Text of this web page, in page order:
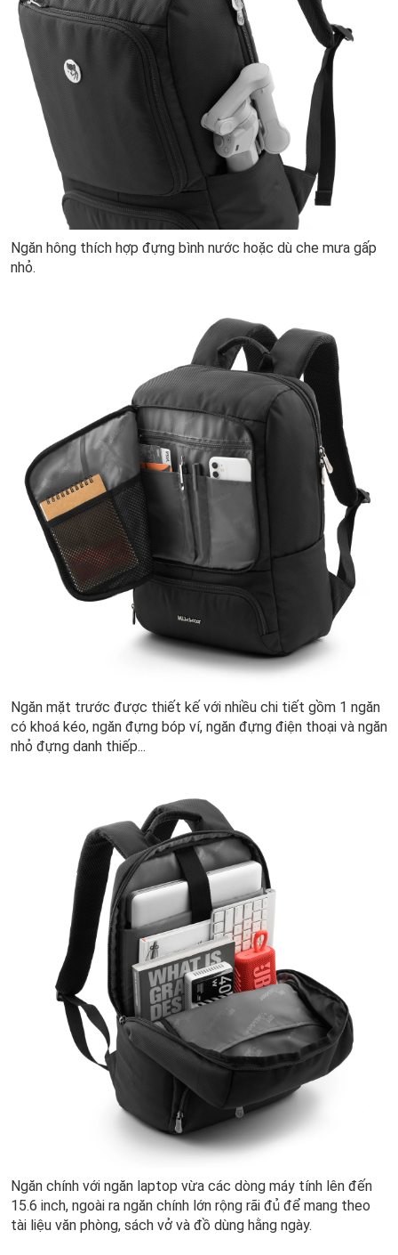
Ngăn hông thích hợp đựng bình nước hoặc dù che mưa gấp
nhỏ.
Ngăn mặt trước được thiết kế với nhiều chi tiết gồm 1 ngăn
có khoá kéo, ngăn đựng bóp ví, ngăn đựng điện thoại và ngăn
nhỏ đựng danh thiếp...
Ngăn chính với ngăn laptop vừa các dòng máy tính lên đến
15.6 inch, ngoài ra ngăn chính lớn rộng rãi đủ để mang theo
tài liệu văn phòng, sách vở và đồ dùng hằng ngày.